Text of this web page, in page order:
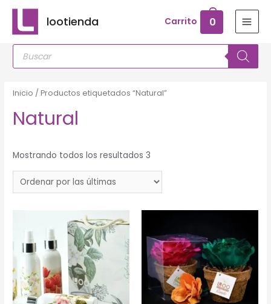
contenido
lootienda Carrito 0
Búsqueda
Inicio / Productos etiquetados “Natural”
Natural
Mostrando todos los resultados 3